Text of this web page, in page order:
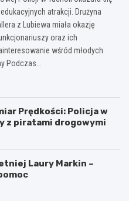
atrakcji. Drużyna
z Lubiewa miała okazję
oraz ich
wśród młodych
Podczas…
Prędkości: Policja w
z piratami drogowymi
Laury Markin –